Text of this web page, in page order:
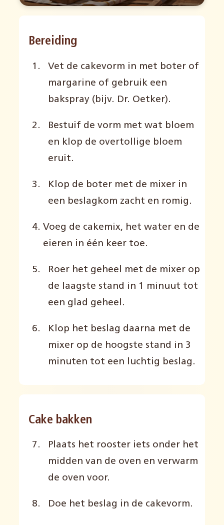
Bereiding
Vet de cakevorm in met boter of
margarine of gebruik een
bakspray (bijv. Dr. Oetker).
Bestuif de vorm met wat bloem
en klop de overtollige bloem
eruit.
Klop de boter met de mixer in
een beslagkom zacht en romig.
Voeg de cakemix, het water en de
eieren in één keer toe.
Roer het geheel met de mixer op
de laagste stand in 1 minuut tot
een glad geheel.
Klop het beslag daarna met de
mixer op de hoogste stand in 3
minuten tot een luchtig beslag.
Cake bakken
Plaats het rooster iets onder het
midden van de oven en verwarm
de oven voor.
Doe het beslag in de cakevorm.